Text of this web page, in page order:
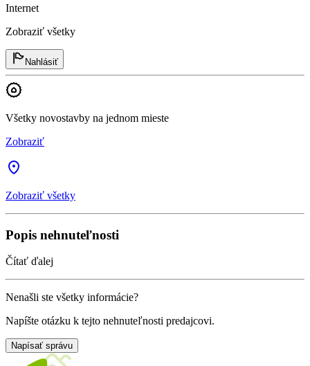
Internet
Zobraziť všetky
Nahlásiť
Všetky novostavby na jednom mieste
Zobraziť
Zobraziť všetky
Popis nehnuteľnosti
Čítať ďalej
Nenašli ste všetky informácie?
Napíšte otázku k tejto nehnuteľnosti predajcovi.
Napísať správu